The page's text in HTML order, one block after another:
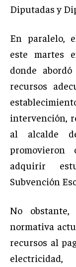
Diputadas y
En paralelo,
este martes
donde
recursos
intervención,
al alcalde
adquirir
Subvención
No
normativa
recursos al